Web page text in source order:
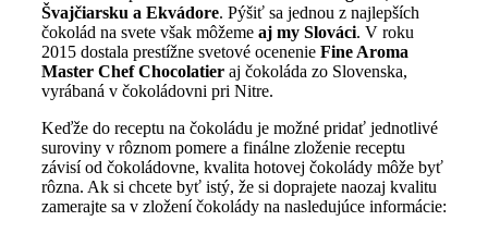
Švajčiarsku a Ekvádore. Pýšiť sa jednou z najlepších
čokolád na svete však môžeme aj my Slováci. V roku
2015 dostala prestížne svetové ocenenie Fine Aroma
Master Chef Chocolatier aj čokoláda zo Slovenska,
vyrábaná v čokoládovni pri Nitre.
Keďže do receptu na čokoládu je možné pridať jednotlivé
suroviny v rôznom pomere a finálne zloženie receptu
závisí od čokoládovne, kvalita hotovej čokolády môže byť
rôzna. Ak si chcete byť istý, že si doprajete naozaj kvalitu
zamerajte sa v zložení čokolády na nasledujúce informácie: